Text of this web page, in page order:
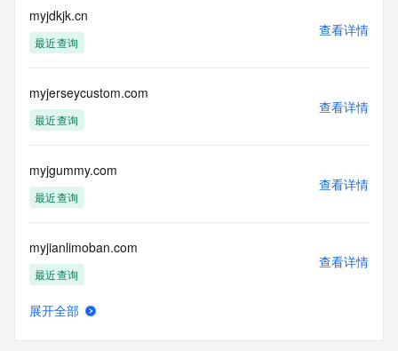
myjdkjk.cn
最近查询
查看详情
myjerseycustom.com
最近查询
查看详情
myjgummy.com
最近查询
查看详情
myjianlimoban.com
最近查询
查看详情
展开全部